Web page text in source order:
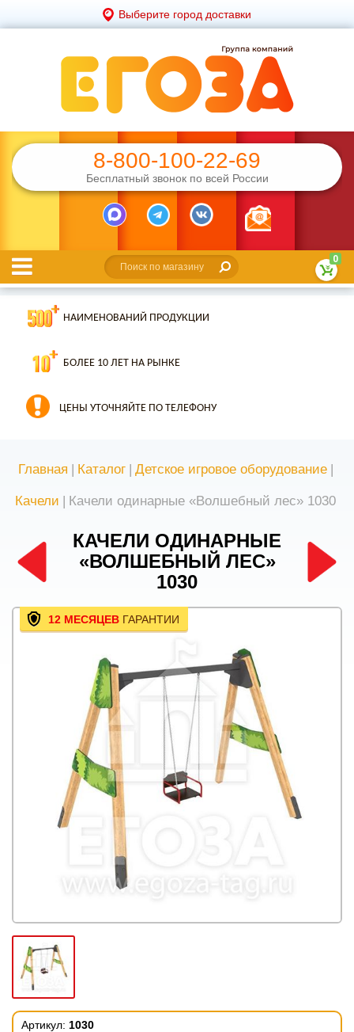
Выберите город доставки
8-800-100-22-69
Бесплатный звонок по всей России
0
НАИМЕНОВАНИЙ ПРОДУКЦИИ
БОЛЕЕ 10 ЛЕТ НА РЫНКЕ
ЦЕНЫ УТОЧНЯЙТЕ ПО ТЕЛЕФОНУ
Главная | Каталог | Детское игровое оборудование |
Качели | Качели одинарные «Волшебный лес» 1030
КАЧЕЛИ ОДИНАРНЫЕ
«ВОЛШЕБНЫЙ ЛЕС»
1030
12 МЕСЯЦЕВ ГАРАНТИИ
Артикул: 1030